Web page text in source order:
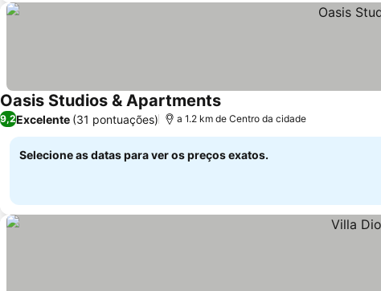
Oasis Studios & Apartments
9,2Excelente (31 pontuações) a 1.2 km de Centro da cidade
Selecione as datas para ver os preços exatos.